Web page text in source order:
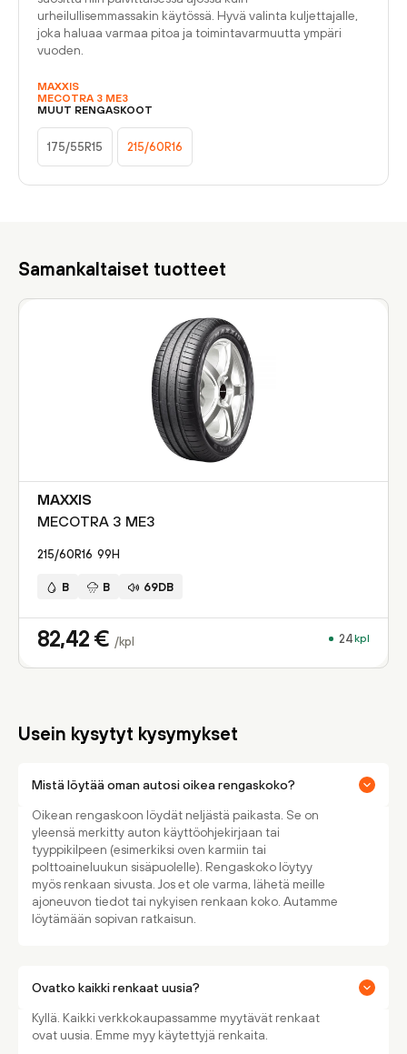
urheilullisemmassakin käytössä. Hyvä valinta kuljettajalle,
joka haluaa varmaa pitoa ja toimintavarmuutta ympäri
vuoden.
MAXXIS
MECOTRA 3 ME3
MUUT RENGASKOOT
175/55R15 215/60R16
Samankaltaiset tuotteet
MAXXIS
MECOTRA 3 ME3
215/60R16 99 H
B B 69DB
82,42 € /kpl 24kpl
Usein kysytyt kysymykset
Mistä löytää oman autosi oikea rengaskoko?
Oikean rengaskoon löydät neljästä paikasta. Se on
yleensä merkitty auton käyttöohjekirjaan tai
tyyppikilpeen (esimerkiksi oven karmiin tai
polttoaineluukun sisäpuolelle). Rengaskoko löytyy
myös renkaan sivusta. Jos et ole varma, lähetä meille
ajoneuvon tiedot tai nykyisen renkaan koko. Autamme
löytämään sopivan ratkaisun.
Ovatko kaikki renkaat uusia?
Kyllä. Kaikki verkkokaupassamme myytävät renkaat
ovat uusia. Emme myy käytettyjä renkaita.